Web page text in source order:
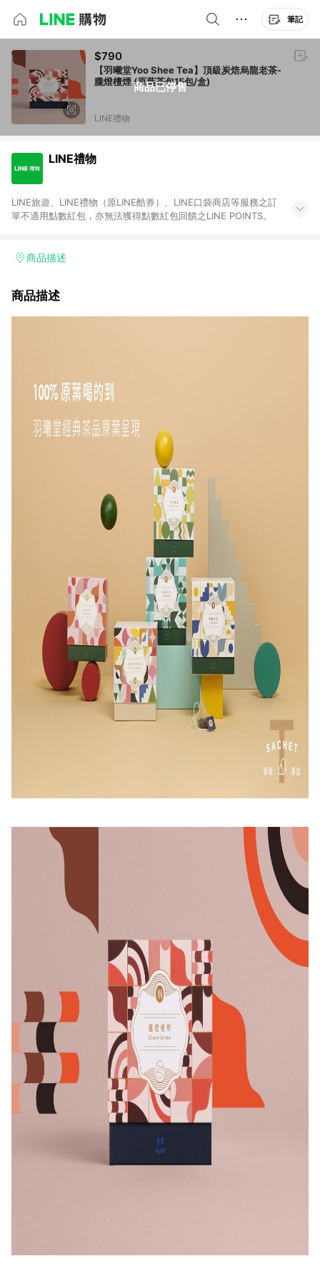
筆記
商品已停售
$790
【羽曦堂Yoo Shee Tea】頂級炭焙烏龍老茶-
朧燈檀煙 (原葉茶包15包/盒)
LINE禮物
LINE禮物
LINE旅遊、LINE禮物（原LINE酷券）、LINE口袋商店等服務之訂
單不適用點數紅包，亦無法獲得點數紅包回饋之LINE POINTS。
商品描述
商品描述